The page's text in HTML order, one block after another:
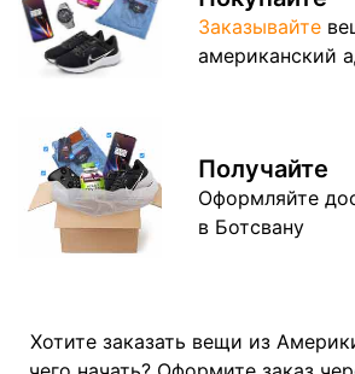
Заказывайте
американский
Получайте
Оформляйте
в Ботсвану
Хотите заказать вещи из